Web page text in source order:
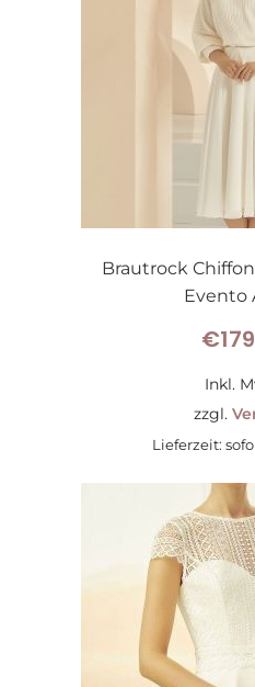
Brautrock
Evento
€
Inkl.
zzgl.
Lieferzeit: